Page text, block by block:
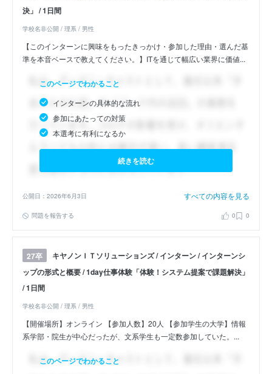
決」 / 1日間
学校名非公開 / 理系 / 男性
【このインターンに興味をもったきっかけ・参加した理由・選んだ基
準を本音ベースで教えてください。】ITを通じて幅広い業界に価値...
このページでわかること
インターンの具体的な流れ
参加にあたっての対策
本選考に有利になるか
続きを読む
公開日：2026年6月3日 すべての内容を見る
問題を報告する 0 0
27卒
キヤノンＩＴソリューションズ / インターン / インターンシ
ップの形式と概要 / 1day仕事体験「体験！システム提案で課題解決」
/ 1日間
学校名非公開 / 理系 / 男性
【開催場所】オンライン 【参加人数】20人 【参加学生の大学】情報
系学部・院生が中心だったが、文系学生も一定数参加していた。...
このページでわかること